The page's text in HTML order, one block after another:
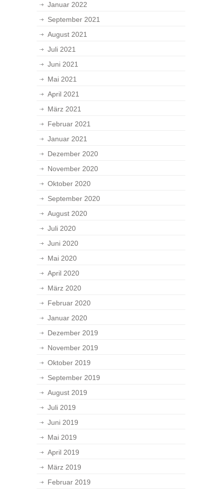
Januar 2022
September 2021
August 2021
Juli 2021
Juni 2021
Mai 2021
April 2021
März 2021
Februar 2021
Januar 2021
Dezember 2020
November 2020
Oktober 2020
September 2020
August 2020
Juli 2020
Juni 2020
Mai 2020
April 2020
März 2020
Februar 2020
Januar 2020
Dezember 2019
November 2019
Oktober 2019
September 2019
August 2019
Juli 2019
Juni 2019
Mai 2019
April 2019
März 2019
Februar 2019